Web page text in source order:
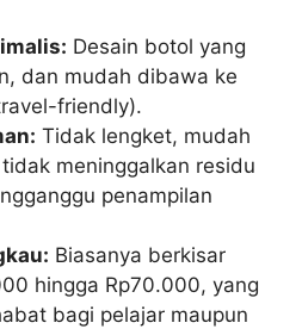
Desain botol yang
dan mudah dibawa ke
friendly).
Tidak lengket, mudah
meninggalkan residu
penampilan
Biasanya berkisar
hingga Rp70.000, yang
bagi pelajar maupun